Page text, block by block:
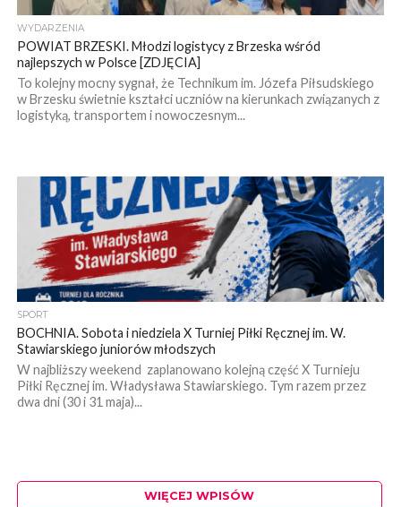
WYDARZENIA
POWIAT BRZESKI. Młodzi logistycy z Brzeska wśród
najlepszych w Polsce [ZDJĘCIA]
To kolejny mocny sygnał, że Technikum im. Józefa Piłsudskiego
w Brzesku świetnie kształci uczniów na kierunkach związanych z
logistyką, transportem i nowoczesnym...
SPORT
BOCHNIA. Sobota i niedziela X Turniej Piłki Ręcznej im. W.
Stawiarskiego juniorów młodszych
W najbliższy weekend zaplanowano kolejną część X Turnieju
Piłki Ręcznej im. Władysława Stawiarskiego. Tym razem przez
dwa dni (30 i 31 maja)...
WIĘCEJ WPISÓW